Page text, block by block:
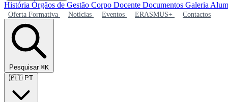
História Órgãos de Gestão Corpo Docente Documentos Galeria
Oferta Formativa Notícias Eventos ERASMUS+ Contactos
Pesquisar ⌘K
🇵🇹 PT